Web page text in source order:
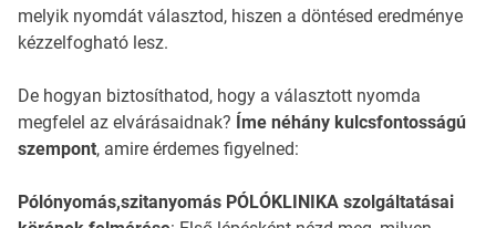
melyik nyomdát választod, hiszen a döntésed eredménye
kézzelfogható lesz.
De hogyan biztosíthatod, hogy a választott nyomda
megfelel az elvárásaidnak? Íme néhány kulcsfontosságú
szempont, amire érdemes figyelned:
Pólónyomás,szitanyomás PÓLÓKLINIKA szolgáltatásai